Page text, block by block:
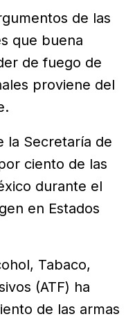
de las
que buena
de fuego de
proviene del
la Secretaría de
ciento de las
durante el
en Estados
Tabaco,
(ATF) ha
de las armas